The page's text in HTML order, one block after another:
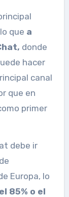
que a
donde
hacer
canal
que en
primer
debe ir
Europa, lo
85% o el